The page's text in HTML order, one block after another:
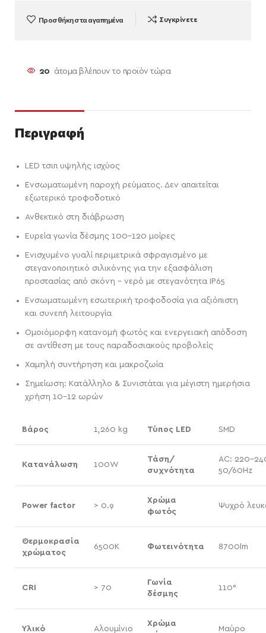
Προσθήκη στα αγαπημένα Συγκρίνετε
20 άτομα βλέπουν το προϊόν τώρα
Περιγραφή
LED τσιπ υψηλής ισχύος
Ενσωματωμένη παροχή ρεύματος. Δεν απαιτείται
εξωτερικό τροφοδοτικό
Ανθεκτικό στη διάβρωση
Ευρεία γωνία δέσμης 100-120 μοίρες
Ενισχυμένο γυαλί περιμετρικά σφραγισμένο με
στεγανοποιητικό σιλικόνης για την εξασφάλιση
προστασίας από σκόνη – νερό με στεγανότητα IP65
Ενσωματωμένη εσωτερική τροφοδοσία για αξιόπιστη
και συνεπή λειτουργία
Ομοιόμορφη κατανομή φωτός και ενεργειακή απόδοση
σε αντίθεση με τους παραδοσιακούς προβολείς
Χαμηλή συντήρηση και μακροζωία
Σημείωση: Κατάλληλο & Συνιστάται για μέγιστη ημερήσια
χρήση 10-12 ωρών
Βάρος 1,260 kg Τύπος LED SMD
Κατανάλωση 100W
Τάση/
συχνότητα
AC: 220-
50/60Hz
Power factor > 0.9
Χρώμα
φωτός
Ψυχρό
Θερμοκρασία
χρώματος
6500K Φωτεινότητα 8700lm
CRI > 70
Γωνία
δέσμης
110°
Υλικό Αλουμίνιο
Χρώμα
Μαύρο